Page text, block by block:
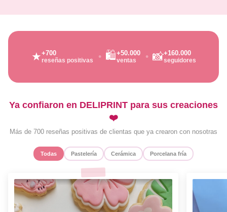
★+700
reseñas positivas 🛍️+50.000
ventas 📸+160.000
seguidores
Ya confiaron en DELIPRINT para sus creaciones
❤️
Más de 700 reseñas positivas de clientas que ya crearon con nosotras
Todas Pastelería Cerámica Porcelana fría